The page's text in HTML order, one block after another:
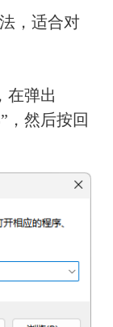
，适合对
在弹出
，然后按回